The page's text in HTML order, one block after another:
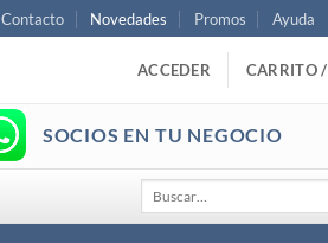
Contacto Novedades Promos Ayuda
ACCEDER CARRITO /
SOCIOS EN TU NEGOCIO
por: